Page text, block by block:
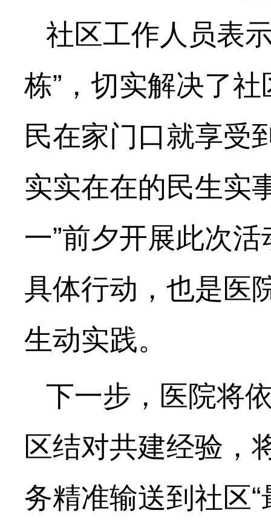
社区工作人员表
栋”，切实解决了
民在家门口就享受
实实在在的民生实
一”前夕开展此次
具体行动，也是医
生动实践。
下一步，医院将
区结对共建经验，
务精准输送到社区